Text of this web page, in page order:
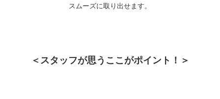
スムーズに取り出せます。
＜スタッフが思うここがポイント！＞